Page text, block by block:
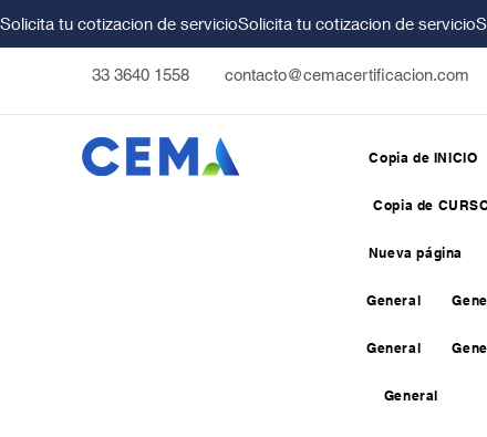
Solicita tu cotizacion de servicio
33 3640 1558 contacto@cemacertificacion.com
Copia de INICIO
Copia de
Nueva página
General
General
General